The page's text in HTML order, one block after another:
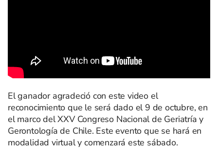
El ganador agradeció con este video el
reconocimiento que le será dado el 9 de octubre, en
el marco del XXV Congreso Nacional de Geriatría y
Gerontología de Chile. Este evento que se hará en
modalidad virtual y comenzará este sábado.